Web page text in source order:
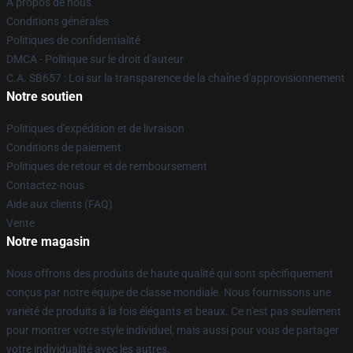
Conditions générales
Politiques de confidentialité
DMCA - Politique sur le droit d'auteur
C.A. SB657 : Loi sur la transparence de la chaîne d'approvisionnement
Notre soutien
Politiques d'expédition et de livraison
Conditions de paiement
Politiques de retour et de remboursement
Contactez-nous
Aide aux clients (FAQ)
Vente
Notre magasin
Nous offrons des produits de haute qualité qui sont spécifiquement
conçus par notre équipe de classe mondiale. Nous fournissons une
variété de produits à la fois élégants et beaux. Ce n'est pas seulement
pour montrer votre style individuel, mais aussi pour vous de partager
votre individualité avec les autres.